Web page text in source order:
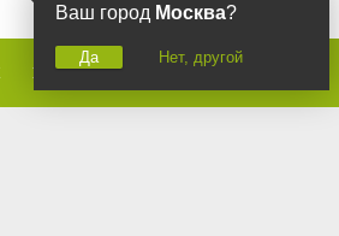
Ваш город Москва?
Да Нет, другой
БРЕНДЫ